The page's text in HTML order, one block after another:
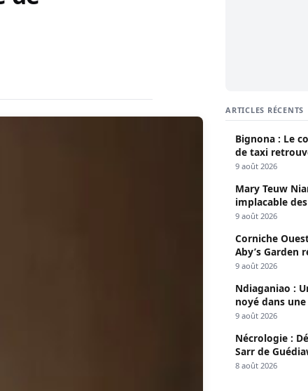
ARTICLES RÉCENTS
Bignona : Le
de taxi
9 août 2026
Mary Teuw
implacable
démasquer
9 août 2026
Corniche
Aby’s Garden
9 août 2026
Ndiaganiao :
noyé dans
9 août 2026
Nécrologie :
Sarr de
8 août 2026